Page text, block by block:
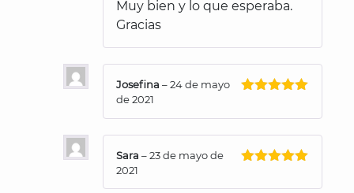
Muy bien y lo que esperaba.
Gracias
con5de 5
Josefina –24 de mayo
de 2021
con5de 5
Sara –23 de mayo de
2021